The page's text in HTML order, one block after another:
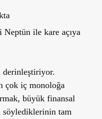
Neptün ile kare açıya
derinleştiriyor.
çok iç monoloğa
büyük finansal
tam